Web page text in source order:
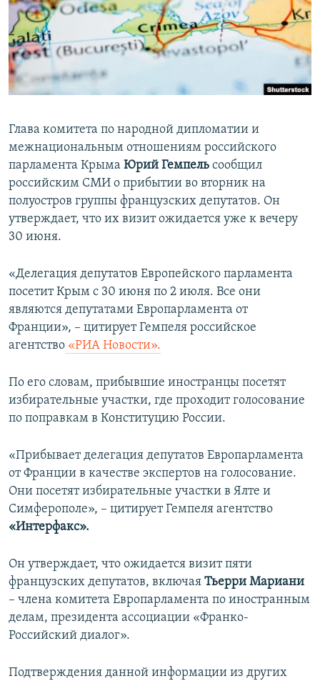
ПОБЕДИТЕЛЕЙ НЕ СУДЯТ?
КРЫМ.НЕПОКОРЕННЫЙ
ELIFBE
УКРАИНСКАЯ ПРОБЛЕМА КРЫМА
ПРИСОЕДИНЯЙТЕСЬ!
Глава комитета по народной дипломатии и
межнациональным отношениям российского
парламента Крыма Юрий Гемпель сообщил
российским СМИ о прибытии во вторник на
полуостров группы французских депутатов. Он
утверждает, что их визит ожидается уже к вечеру
30 июня.
«Делегация депутатов Европейского парламента
посетит Крым с 30 июня по 2 июля. Все они
являются депутатами Европарламента от
Франции», – цитирует Гемпеля российское
агентство «РИА Новости».
По его словам, прибывшие иностранцы посетят
избирательные участки, где проходит голосование
по поправкам в Конституцию России.
«Прибывает делегация депутатов Европарламента
от Франции в качестве экспертов на голосование.
Они посетят избирательные участки в Ялте и
Симферополе», – цитирует Гемпеля агентство
«Интерфакс».
Он утверждает, что ожидается визит пяти
французских депутатов, включая Тьерри Мариани
– члена комитета Европарламента по иностранным
делам, президента ассоциации «Франко-
Российский диалог».
Подтверждения данной информации из других